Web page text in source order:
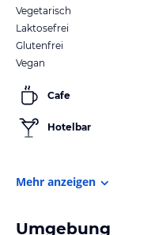
Vegetarisch
Laktosefrei
Glutenfrei
Vegan
Cafe
Hotelbar
Mehr anzeigen
Umgebung